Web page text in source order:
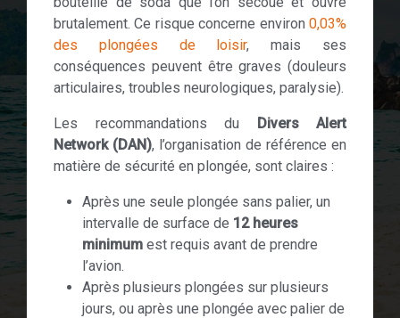
brutalement. Ce risque concerne environ 0,03%
des plongées de loisir, mais ses
conséquences peuvent être graves (douleurs
articulaires, troubles neurologiques, paralysie).
Les recommandations du Divers Alert
Network (DAN), l’organisation de référence en
matière de sécurité en plongée, sont claires :
Après une seule plongée sans palier, un
intervalle de surface de 12 heures
minimum est requis avant de prendre
l’avion.
Après plusieurs plongées sur plusieurs
jours, ou après une plongée avec palier de